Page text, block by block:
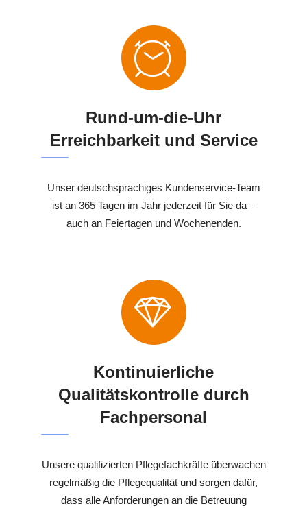
Rund-um-die-Uhr
Erreichbarkeit und Service
Unser deutschsprachiges Kundenservice-Team
ist an 365 Tagen im Jahr jederzeit für Sie da –
auch an Feiertagen und Wochenenden.
Kontinuierliche
Qualitätskontrolle durch
Fachpersonal
Unsere qualifizierten Pflegefachkräfte überwachen
regelmäßig die Pflegequalität und sorgen dafür,
dass alle Anforderungen an die Betreuung